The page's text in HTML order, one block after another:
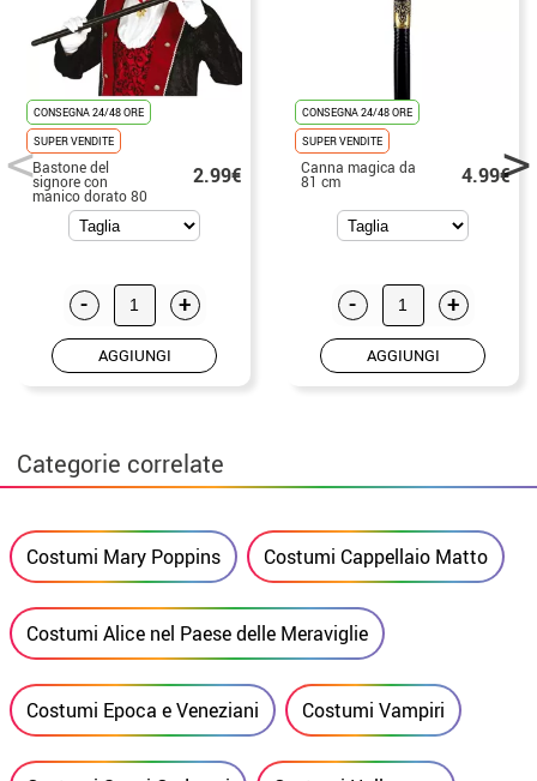
CONSEGNA 24/48 ORE
SUPER VENDITE
Bastone del
signore con
manico dorato 80
2.99€
- +
AGGIUNGI
CONSEGNA 24/48 ORE
SUPER VENDITE
Canna magica da
81 cm 4.99€
- +
AGGIUNGI
Categorie correlate
Costumi Mary Poppins Costumi Cappellaio Matto
Costumi Alice nel Paese delle Meraviglie
Costumi Epoca e Veneziani Costumi Vampiri